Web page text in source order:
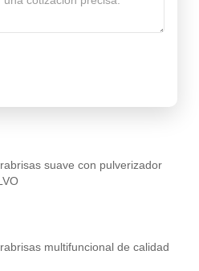
suave con pulverizador
multifuncional de calidad